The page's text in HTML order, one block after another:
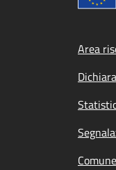
Area